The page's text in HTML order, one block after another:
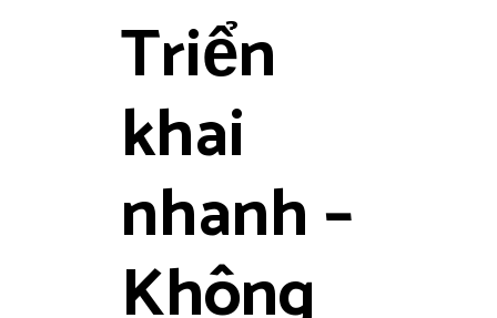
Triển
khai
nhanh –
Không